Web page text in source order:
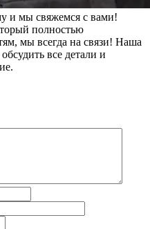
и мы свяжемся с вами!
полностью
мы всегда на связи! Наша
все детали и